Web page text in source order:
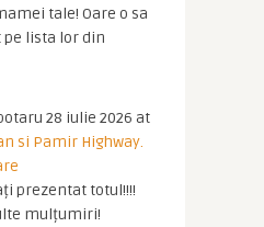
tale! Oare o sa
pe lista lor din
28 iulie 2026 at
si Pamir Highway.
prezentat totul!!!!
mulțumiri!